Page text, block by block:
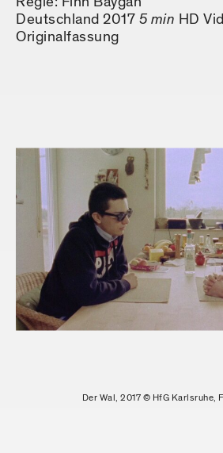
Deutschland 2017 5 min HD
Originalfassung
Der Wal, 2017 © HfG Karlsruhe,